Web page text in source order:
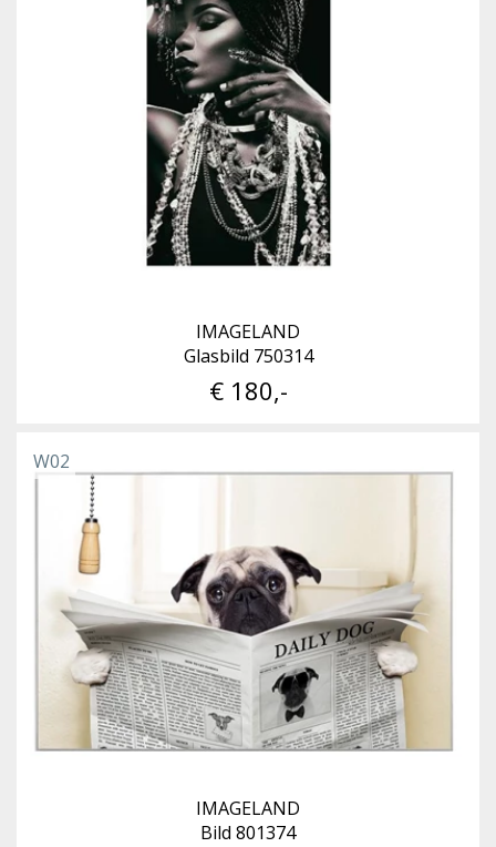
IMAGELAND
Glasbild 750314
€ 180,-
W02
IMAGELAND
Bild 801374